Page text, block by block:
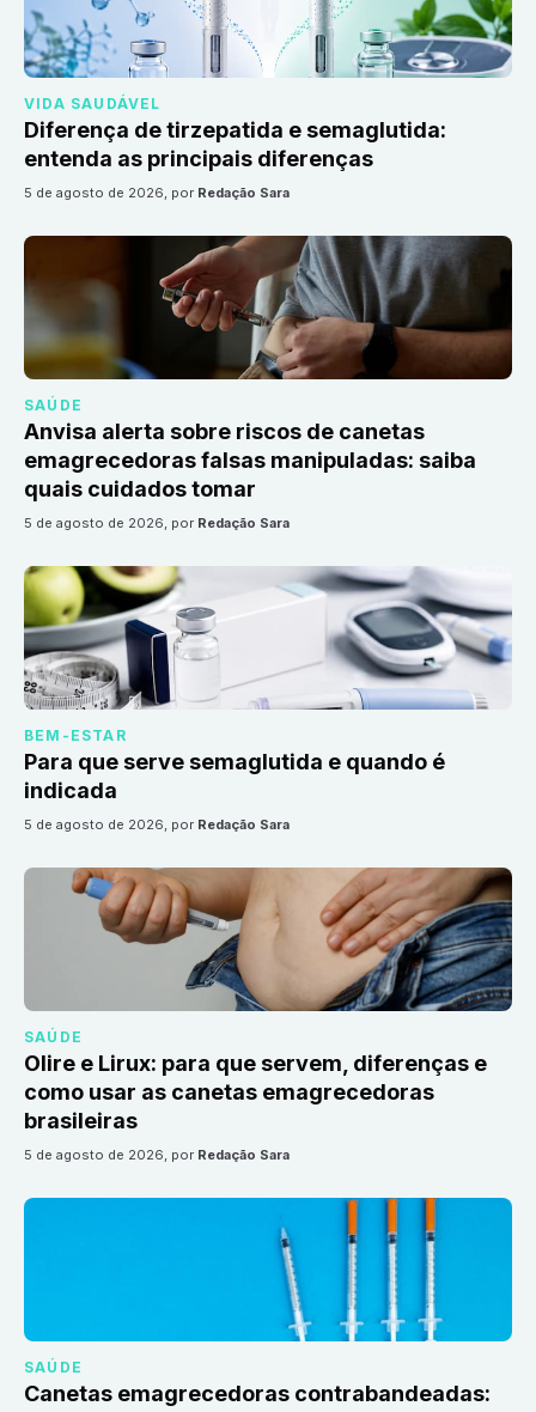
VIDA SAUDÁVEL
Diferença de tirzepatida e semaglutida:
entenda as principais diferenças
5 de agosto de 2026, por Redação Sara
SAÚDE
Anvisa alerta sobre riscos de canetas
emagrecedoras falsas manipuladas: saiba
quais cuidados tomar
5 de agosto de 2026, por Redação Sara
BEM-ESTAR
Para que serve semaglutida e quando é
indicada
5 de agosto de 2026, por Redação Sara
SAÚDE
Olire e Lirux: para que servem, diferenças e
como usar as canetas emagrecedoras
brasileiras
5 de agosto de 2026, por Redação Sara
SAÚDE
Canetas emagrecedoras contrabandeadas: